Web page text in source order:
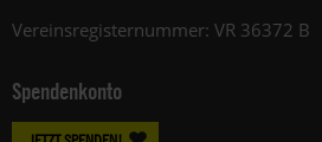
Vereinsregisternummer: VR 36372 B
Spendenkonto